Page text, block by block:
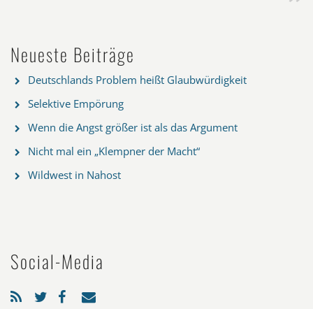
Neueste Beiträge
Deutschlands Problem heißt Glaubwürdigkeit
Selektive Empörung
Wenn die Angst größer ist als das Argument
Nicht mal ein „Klempner der Macht“
Wildwest in Nahost
Social-Media